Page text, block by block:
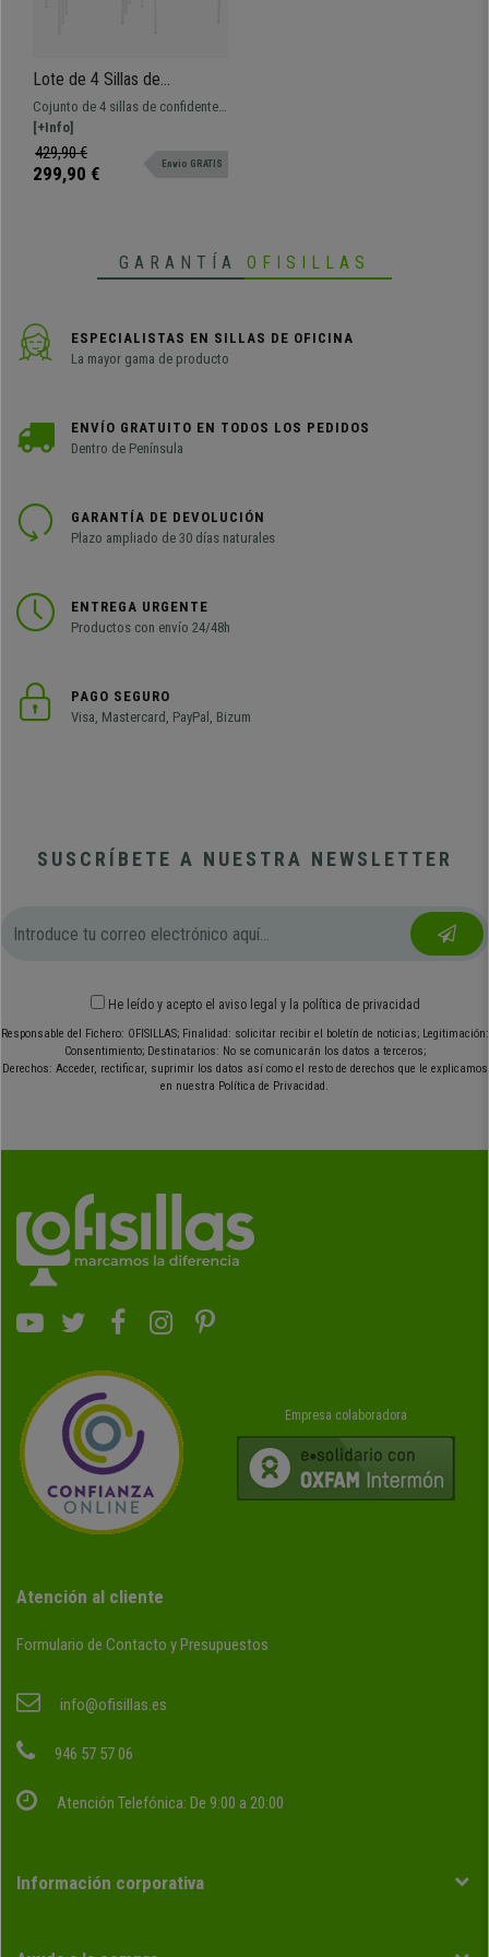
Lote de 4 Sillas de
Confidente JAMAICA,
Robustas y Cómodas, en
Malla Transpirable color Gris
Cojunto de 4 sillas de confidente
modelo JAMAICA. Máxima
comodidad y confort. Un modelo
que destaca por su diseño,
[+Info]
429,90 €
299,90 € Envio GRATIS
GARANTÍA OFISILLAS
ESPECIALISTAS EN SILLAS DE OFICINA
La mayor gama de producto
ENVÍO GRATUITO EN TODOS LOS PEDIDOS
Dentro de Península
GARANTÍA DE DEVOLUCIÓN
Plazo ampliado de 30 días naturales
ENTREGA URGENTE
Productos con envío 24/48h
PAGO SEGURO
Visa, Mastercard, PayPal, Bizum
SUSCRÍBETE A NUESTRA NEWSLETTER
He leído y acepto el aviso legal y la política de privacidad
Responsable del Fichero: OFISILLAS; Finalidad: solicitar recibir el boletín de noticias; Legitimación:
Consentimiento; Destinatarios: No se comunicarán los datos a terceros;
Derechos: Acceder, rectificar, suprimir los datos así como el resto de derechos que le explicamos
en nuestra Política de Privacidad.
Empresa colaboradora
Atención al cliente
Formulario de Contacto y Presupuestos
info@ofisillas.es
946 57 57 06
Atención Telefónica: De 9:00 a 20:00
Información corporativa